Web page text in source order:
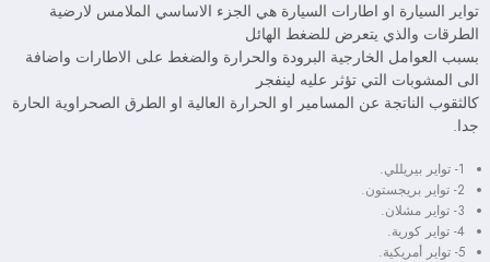
تواير السيارة او اطارات السيارة هي الجزء الاساسي الملامس لارضية
الطرقات والذي يتعرض للضغط الهائل
بسبب العوامل الخارجية البرودة والحرارة والضغط على الاطارات واضافة
الى المشوبات التي تؤثر عليه لينفجر
كالثقوب الناتجة عن المسامير او الحرارة العالية او الطرق الصحراوية الحارة
جدا.
1- تواير بيريللي.
2- تواير بريجستون.
3- تواير مشلان.
4- تواير كورية.
5- تواير أمريكية.